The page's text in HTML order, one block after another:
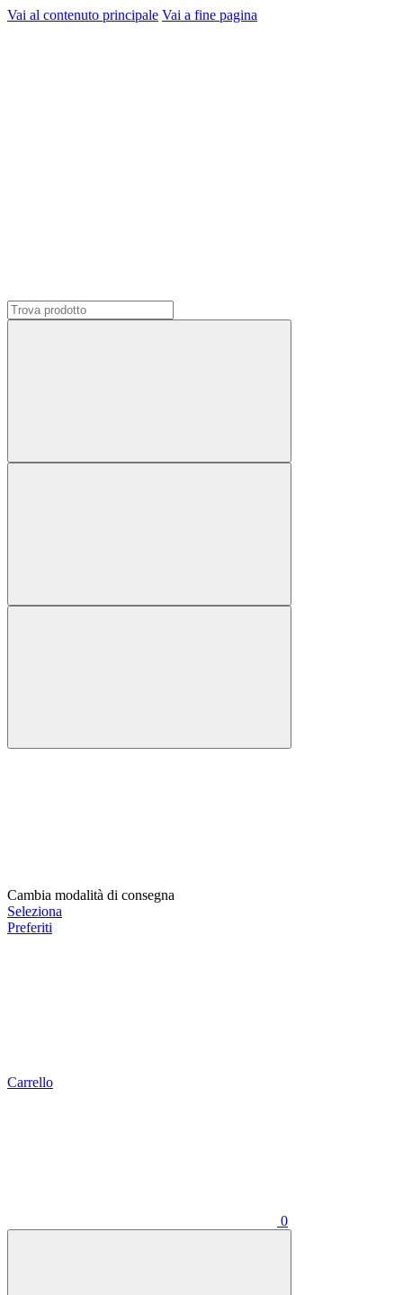
Vai al contenuto principale Vai a fine pagina
Cambia modalità di consegna
Seleziona
Preferiti
Carrello
0